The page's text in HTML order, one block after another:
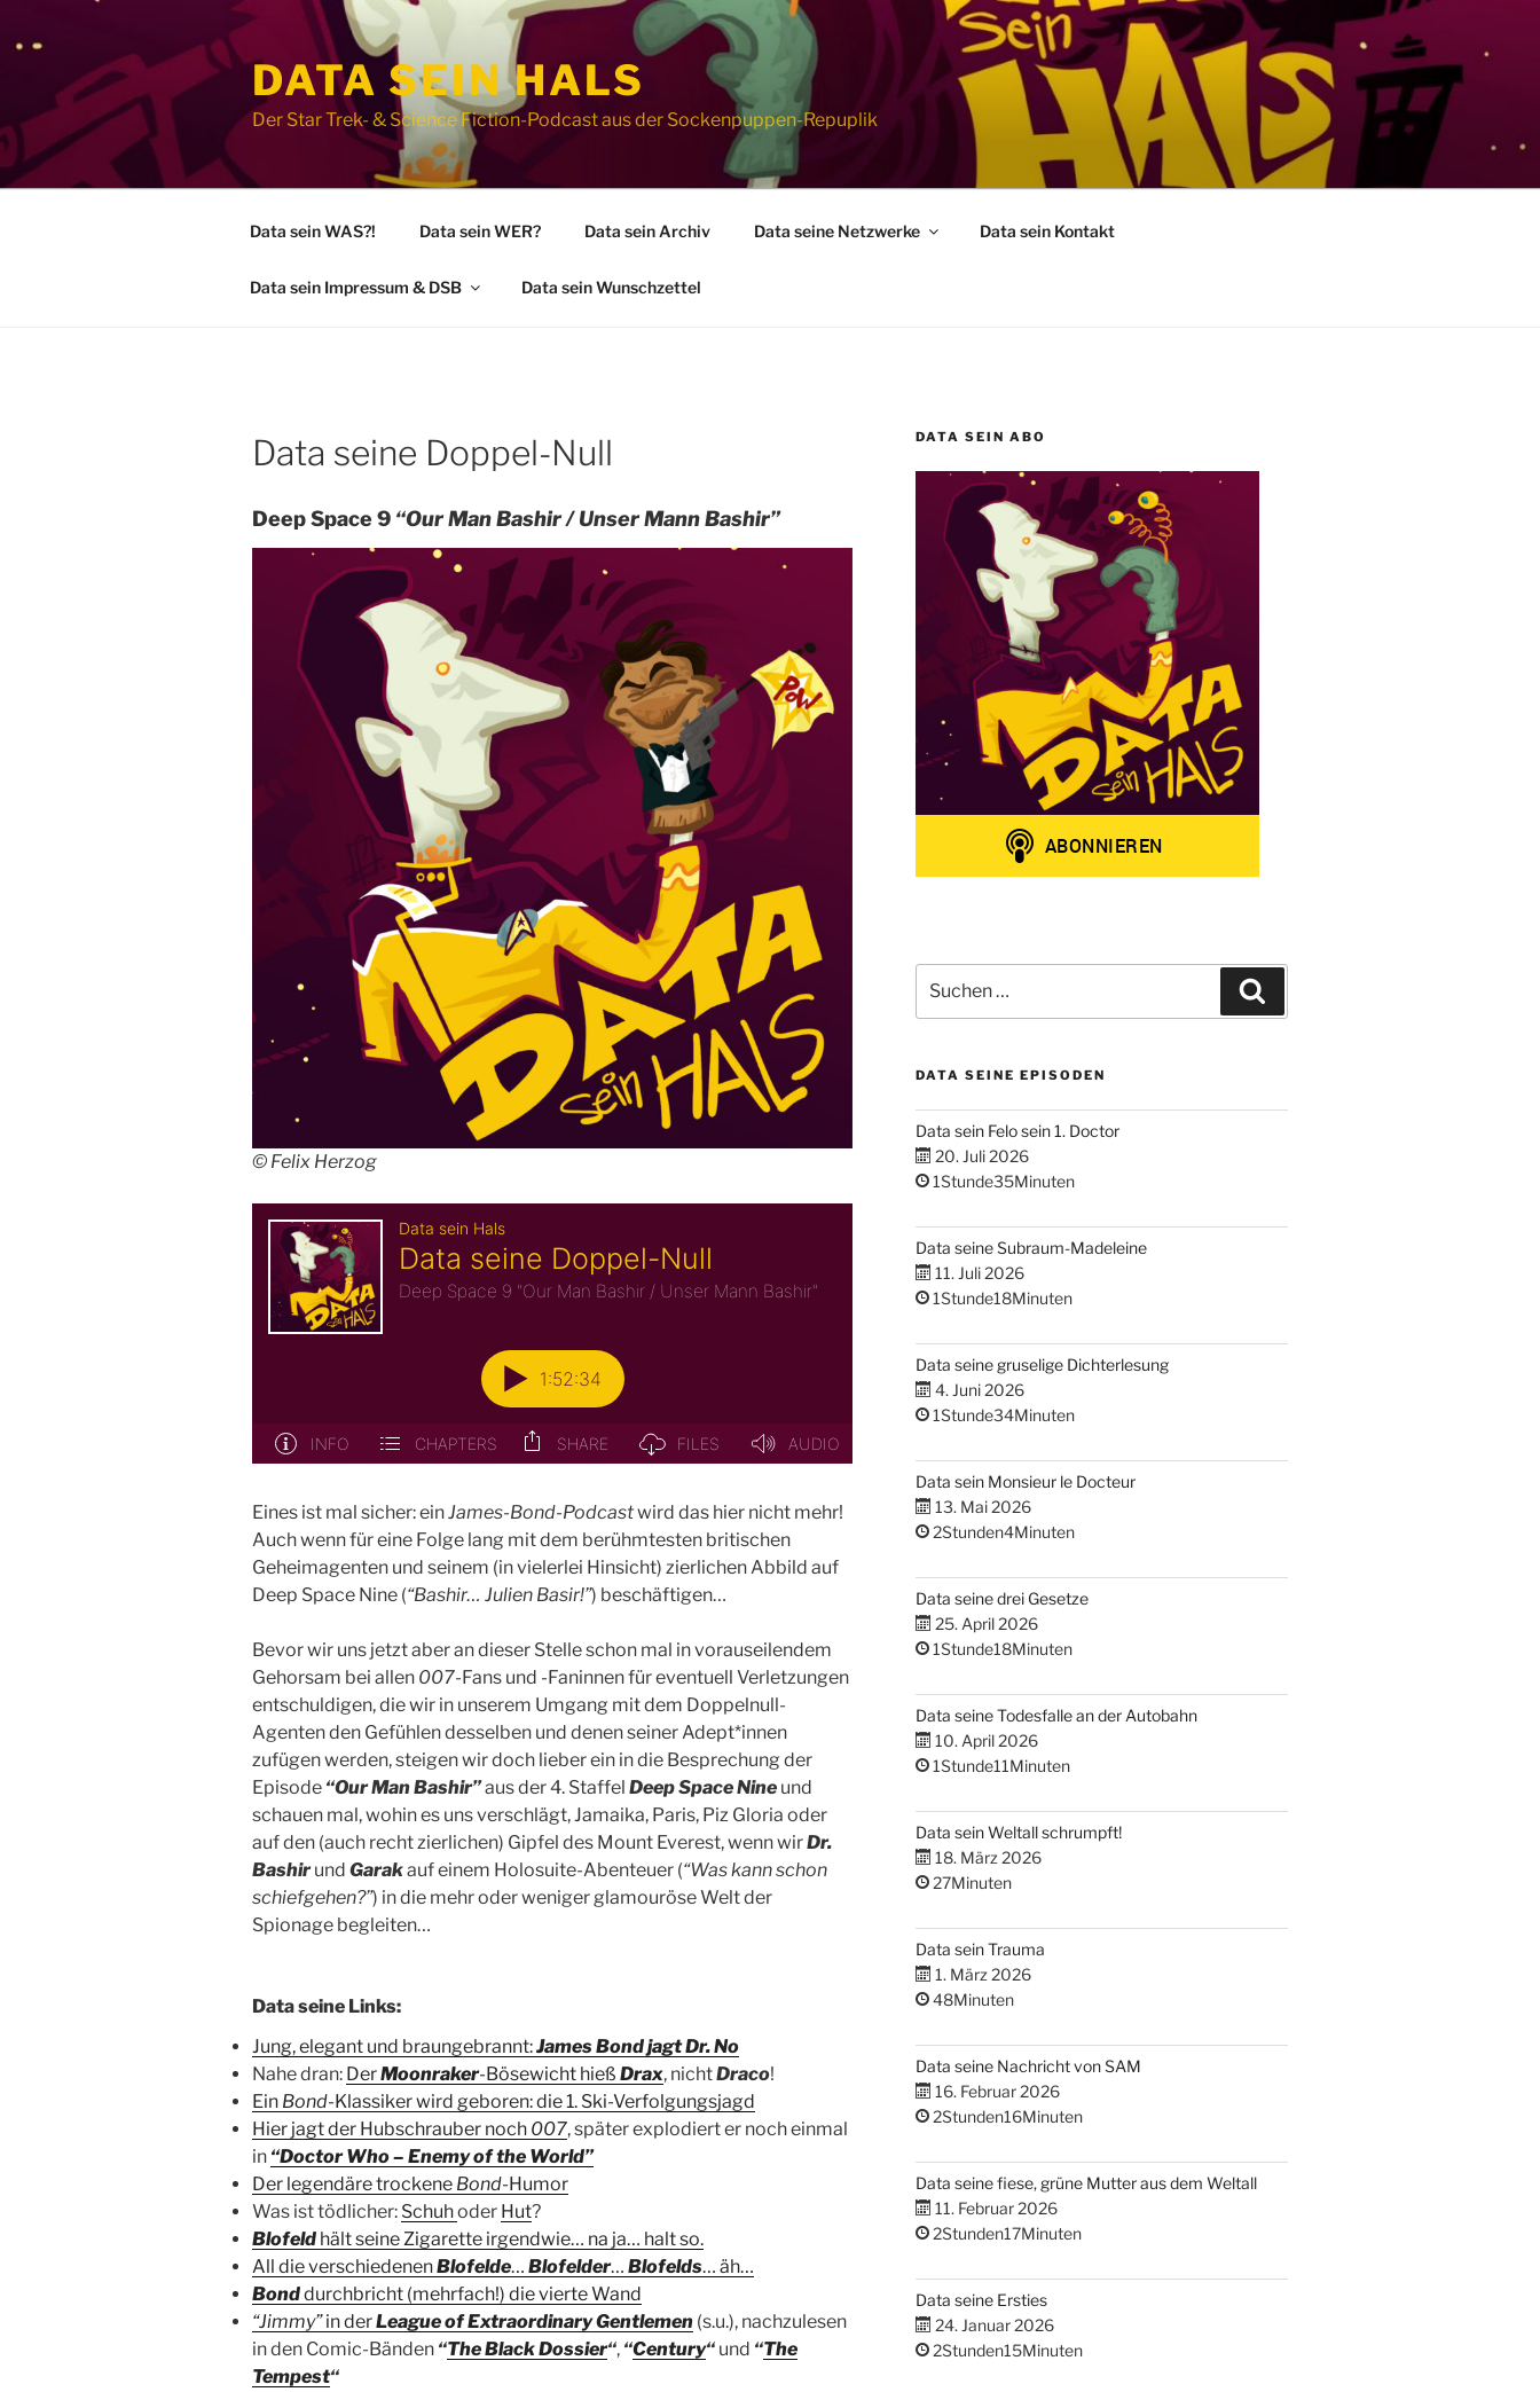
Inhalt
DATA SEIN HALS
Der Star Trek- & Science Fiction-Podcast aus der Sockenpuppen-Repuplik
Data sein WAS?! Data sein WER? Data sein Archiv Data seine Netzwerke Data sein Kontakt
Data sein Impressum & DSB Data sein Wunschzettel
Data seine Doppel-Null
Deep Space 9 “Our Man Bashir / Unser Mann Bashir”
© Felix Herzog
Eines ist mal sicher: einJames-Bond-Podcastwird das hier nicht mehr!
Auch wenn für eine Folge lang mit dem berühmtesten britischen
Geheimagenten und seinem (in vielerlei Hinsicht) zierlichen Abbild auf
Deep Space Nine (“Bashir… Julien Basir!”) beschäftigen…
Bevor wir uns jetzt aber an dieser Stelle schon mal in vorauseilendem
Gehorsam bei allen 007-Fans und -Faninnen für eventuell Verletzungen
entschuldigen, die wir in unserem Umgang mit dem Doppelnull-
Agenten den Gefühlen desselben und denen seiner Adept*innen
zufügen werden, steigen wir doch lieber ein in die Besprechung der
Episode “Our Man Bashir”aus der 4. Staffel Deep Space Nine und
schauen mal, wohin es uns verschlägt, Jamaika, Paris, Piz Gloria oder
auf den (auch recht zierlichen) Gipfel des Mount Everest, wenn wirDr.
Bashirund Garakauf einem Holosuite-Abenteuer (“Was kann schon
schiefgehen?”) in die mehr oder weniger glamouröse Welt der
Spionage begleiten…
Data seine Links:
Jung, elegant und braungebrannt:James Bond jagtDr. No
Nahe dran: DerMoonraker-Bösewicht hieß Drax, nichtDraco!
Ein Bond-Klassiker wird geboren: die 1. Ski-Verfolgungsjagd
Hier jagt der Hubschrauber noch 007, später explodiert er noch einmal
in “Doctor Who – Enemy of the World”
Der legendäre trockene Bond-Humor
Was ist tödlicher: Schuhoder Hut?
Blofeld hält seine Zigarette irgendwie… na ja… halt so.
All die verschiedenenBlofelde… Blofelder… Blofelds… äh…
Bonddurchbricht (mehrfach!) die vierte Wand
“Jimmy”in derLeague of Extraordinary Gentlemen (s.u.), nachzulesen
in den Comic-Bänden “The Black Dossier“, “Century“ und “The
Tempest“
DATA SEIN ABO
nach:
DATA SEINE EPISODEN
Data sein Felo sein 1. Doctor
20. Juli 2026
1Stunde35Minuten
Data seine Subraum-Madeleine
11. Juli 2026
1Stunde18Minuten
Data seine gruselige Dichterlesung
4. Juni 2026
1Stunde34Minuten
Data sein Monsieur le Docteur
13. Mai 2026
2Stunden4Minuten
Data seine drei Gesetze
25. April 2026
1Stunde18Minuten
Data seine Todesfalle an der Autobahn
10. April 2026
1Stunde11Minuten
Data sein Weltall schrumpft!
18. März 2026
27Minuten
Data sein Trauma
1. März 2026
48Minuten
Data seine Nachricht von SAM
16. Februar 2026
2Stunden16Minuten
Data seine fiese, grüne Mutter aus dem Weltall
11. Februar 2026
2Stunden17Minuten
Data seine Ersties
24. Januar 2026
2Stunden15Minuten